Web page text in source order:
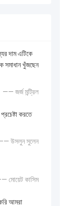
দাম এটিকে
সমাধান খুঁজছেন
—— জর্জ মন্ট্রিল
করতে
উসলুন সুলেন
মোয়েট কাসিম
আমরা